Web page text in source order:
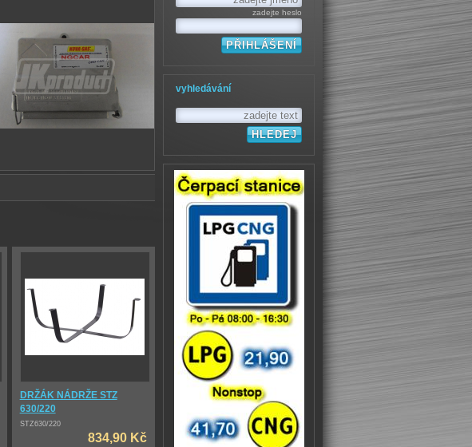
DRŽÁK NÁDRŽE STZ
630/220
STZ630/220
834,90 Kč
zadejte heslo
vyhledávání